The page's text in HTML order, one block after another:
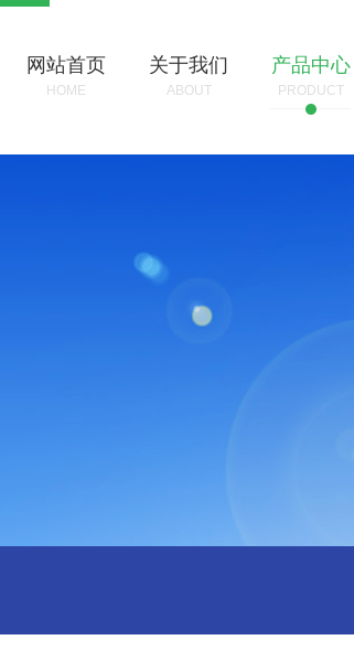
网站首页
HOME
关于我们
ABOUT
产品中心
PRODUCT